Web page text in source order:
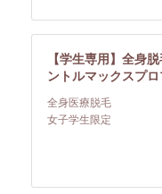
【学生専用】全身
ントルマックスプロ
全身医療脱毛
女子学生限定